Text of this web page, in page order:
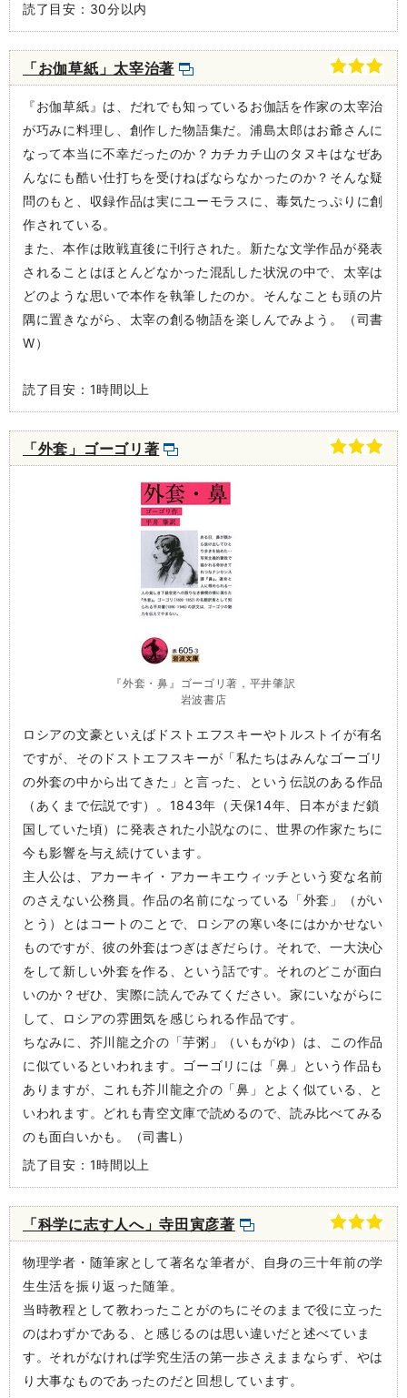
読了目安：30分以内
「お伽草紙」太宰治著
『お伽草紙』は、だれでも知っているお伽話を作家の太宰治
が巧みに料理し、創作した物語集だ。浦島太郎はお爺さんに
なって本当に不幸だったのか？カチカチ山のタヌキはなぜあ
んなにも酷い仕打ちを受けねばならなかったのか？そんな疑
問のもと、収録作品は実にユーモラスに、毒気たっぷりに創
作されている。
また、本作は敗戦直後に刊行された。新たな文学作品が発表
されることはほとんどなかった混乱した状況の中で、太宰は
どのような思いで本作を執筆したのか。そんなことも頭の片
隅に置きながら、太宰の創る物語を楽しんでみよう。（司書
W）
読了目安：1時間以上
「外套」ゴーゴリ著
『外套・鼻』ゴーゴリ著，平井肇訳
岩波書店
ロシアの文豪といえばドストエフスキーやトルストイが有名
ですが、そのドストエフスキーが「私たちはみんなゴーゴリ
の外套の中から出てきた」と言った、という伝説のある作品
（あくまで伝説です）。1843年（天保14年、日本がまだ鎖
国していた頃）に発表された小説なのに、世界の作家たちに
今も影響を与え続けています。
主人公は、アカーキイ・アカーキエウィッチという変な名前
のさえない公務員。作品の名前になっている「外套」（がい
とう）とはコートのことで、ロシアの寒い冬にはかかせない
ものですが、彼の外套はつぎはぎだらけ。それで、一大決心
をして新しい外套を作る、という話です。それのどこが面白
いのか？ぜひ、実際に読んでみてください。家にいながらに
して、ロシアの雰囲気を感じられる作品です。
ちなみに、芥川龍之介の「芋粥」（いもがゆ）は、この作品
に似ているといわれます。ゴーゴリには「鼻」という作品も
ありますが、これも芥川龍之介の「鼻」とよく似ている、と
いわれます。どれも青空文庫で読めるので、読み比べてみる
のも面白いかも。（司書L）
読了目安：1時間以上
「科学に志す人へ」寺田寅彦著
物理学者・随筆家として著名な筆者が、自身の三十年前の学
生生活を振り返った随筆。
当時教程として教わったことがのちにそのままで役に立った
のはわずかである、と感じるのは思い違いだと述べていま
す。それがなければ学究生活の第一歩さえままならず、やは
り大事なものであったのだと回想しています。